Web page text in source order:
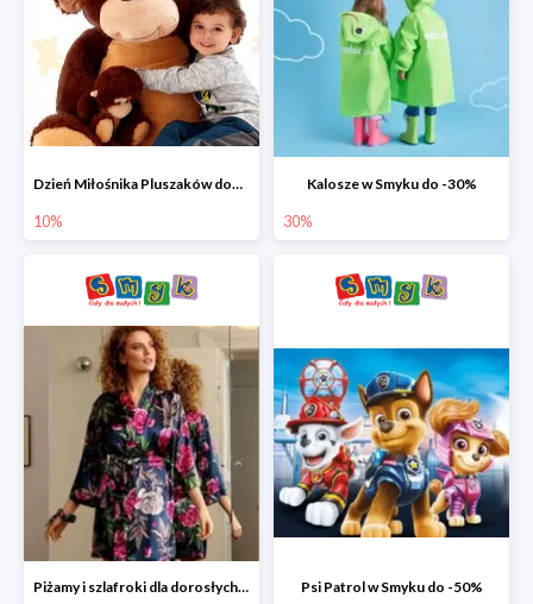
Dzień Miłośnika Pluszaków dodatkowy rabat -10%
10%
Kalosze w Smyku do -30%
30%
Piżamy i szlafroki dla dorosłych w Smyku do -30% Psi Patrol w Smyku do -50%